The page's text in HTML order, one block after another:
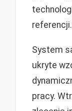
referencji.
System
ukryte
pracy.